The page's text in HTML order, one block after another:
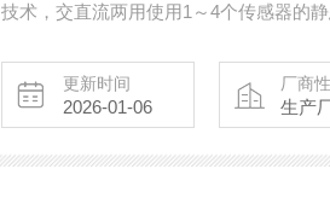
技术，交直流两用使用1～4个传感器的
力传感器把压力信号转换为电子信息并
设备，可广泛的安装在各种型号的叉车
更新时间
2026-01-06
厂商
生产